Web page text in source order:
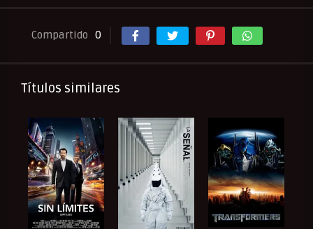
Compartido 0
Títulos similares